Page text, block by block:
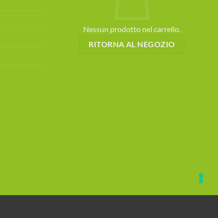
Nessun prodotto nel carrello.
RITORNA AL NEGOZIO